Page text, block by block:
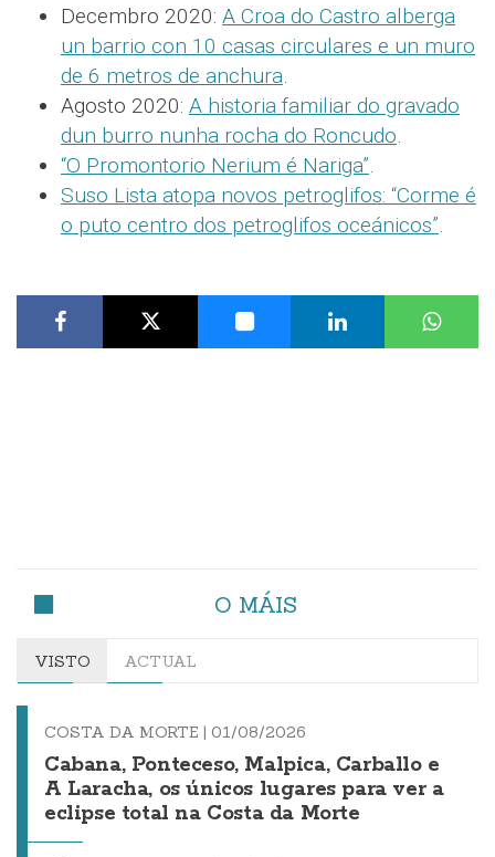
Decembro 2020: A Croa do Castro alberga
un barrio con 10 casas circulares e un muro
de 6 metros de anchura.
Agosto 2020: A historia familiar do gravado
dun burro nunha rocha do Roncudo.
“O Promontorio Nerium é Nariga”.
Suso Lista atopa novos petroglifos: “Corme é
o puto centro dos petroglifos oceánicos”.
O MÁIS
VISTO ACTUAL
COSTA DA MORTE | 01/08/2026
Cabana, Ponteceso, Malpica, Carballo e
A Laracha, os únicos lugares para ver a
eclipse total na Costa da Morte